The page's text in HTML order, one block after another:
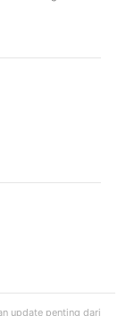
update penting dari